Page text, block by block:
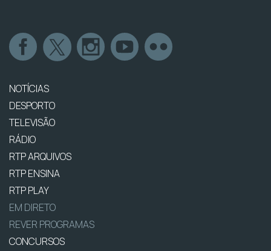
NOTÍCIAS
DESPORTO
TELEVISÃO
RÁDIO
RTP ARQUIVOS
RTP ENSINA
RTP PLAY
EM DIRETO
REVER PROGRAMAS
CONCURSOS